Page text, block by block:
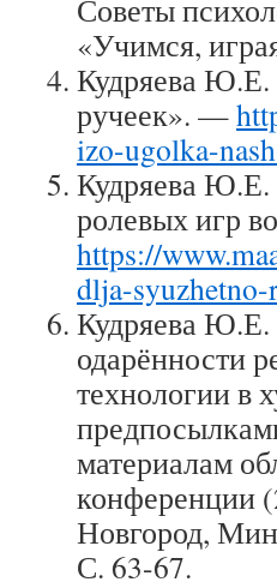
Советы
«Учимся,
Кудряева
ручеек». —
izo-ugolka-
Кудряева Ю.Е.
ролевых игр
https://
dlja-
Кудряева Ю.Е.
одарённости
технологии в
материалам
конференции
Новгород,
С. 63-67.